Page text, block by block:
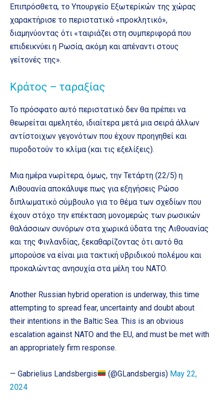
Επιπρόσθετα, το Υπουργείο Εξωτερίκών της χώρας
χαρακτήρισε το περιστατικό «προκλητικό»,
διαμηνύοντας ότι «ταιριάζει στη συμπεριφορά που
επιδεικνύει η Ρωσία, ακόμη και απέναντι στους
γείτονές της».
Κράτος – ταραξίας
Το πρόσφατο αυτό περιστατικό δεν θα πρέπει να
θεωρείται αμελητέο, ιδιαίτερα μετά μια σειρά άλλων
αντίστοιχων γεγονότων που έχουν προηγηθεί και
πυροδοτούν το κλίμα (και τις εξελίξεις).
Μια ημέρα νωρίτερα, όμως, την Τετάρτη (22/5) η
Λιθουανία αποκάλυψε πως για εξηγήσεις Ρώσο
διπλωματικό σύμβουλο για το θέμα των σχεδίων που
έχουν στόχο την επέκταση μονομερώς των ρωσικών
θαλάσσιων συνόρων στα χωρικά ύδατα της Λιθουανίας
και της Φινλανδίας, ξεκαθαρίζοντας ότι αυτό θα
μπορούσε να είναι μια τακτική υβριδικού πολέμου και
προκαλώντας ανησυχία στα μέλη του ΝΑΤΟ.
Another Russian hybrid operation is underway, this time
attempting to spread fear, uncertainty and doubt about
their intentions in the Baltic Sea. This is an obvious
escalation against NATO and the EU, and must be met with
an appropriately firm response.
— Gabrielius Landsbergis (@GLandsbergis) May 22,
2024